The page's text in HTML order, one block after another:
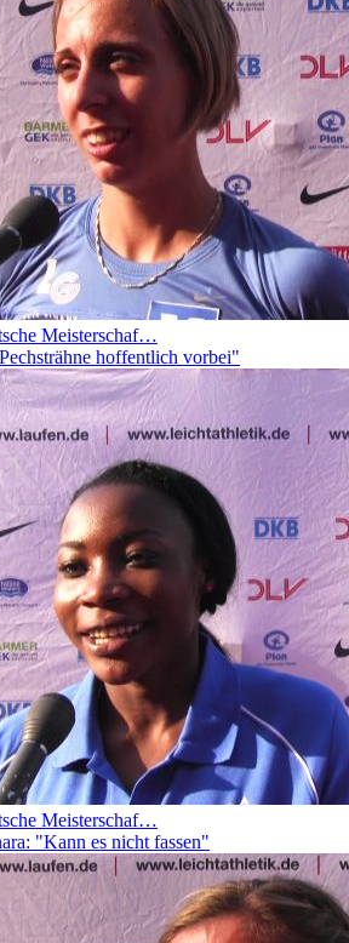
Meisterschaf…
hoffentlich vorbei"
Meisterschaf…
"Kann es nicht fassen"